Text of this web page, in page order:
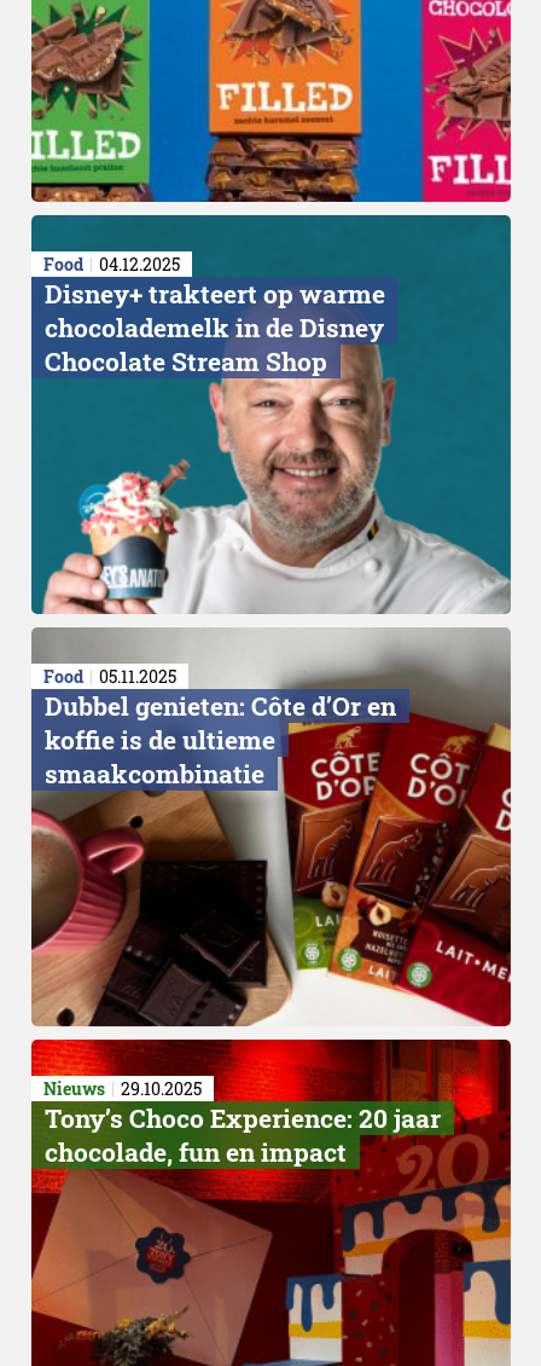
Cafeïnegehalte
Food 04.12.2025
Disney+ trakteert op warme
chocolademelk in de Disney
Chocolate Stream Shop
Food 05.11.2025
Dubbel genieten: Côte d’Or en
koffie is de ultieme
smaakcombinatie
Nieuws 29.10.2025
Tony’s Choco Experience: 20 jaar
chocolade, fun en impact